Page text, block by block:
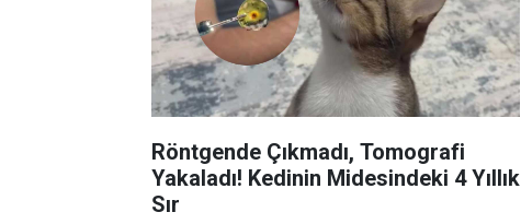
Röntgende Çıkmadı, Tomografi
Yakaladı! Kedinin Midesindeki 4 Yıllık
Sır